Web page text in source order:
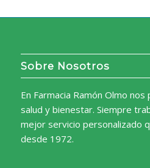
Sobre Nosotros
En Farmacia Ramón Olmo
salud y bienestar. Siempre
mejor servicio personalizado
desde 1972.